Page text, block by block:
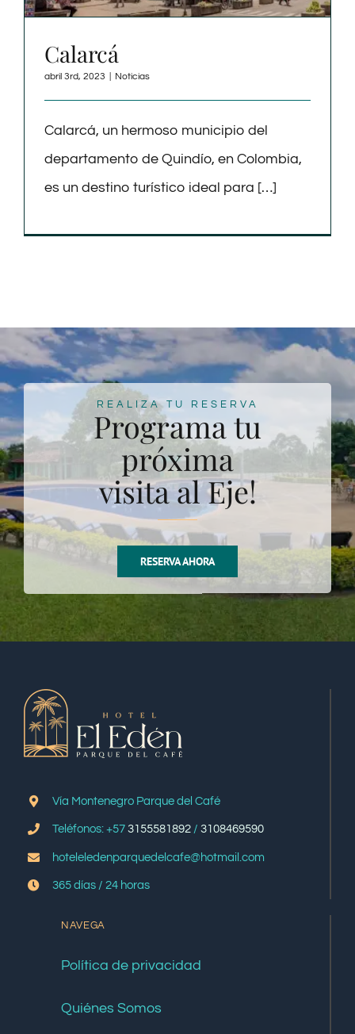
Calarcá
abril 3rd, 2023 Noticias
Calarcá, un hermoso municipio del
departamento de Quindío, en Colombia,
es un destino turístico ideal para […]
REALIZA TU RESERVA
Programa tu
próxima
visita al Eje!
RESERVA AHORA
Vía Montenegro Parque del Café
Teléfonos: +57 3155581892/ 3108469590
hoteleledenparquedelcafe@hotmail.com
365 días / 24 horas
NAVEGA
Política de privacidad
Quiénes Somos